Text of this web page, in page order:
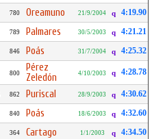
780 Oreamuno 21/9/2004 q 4:19.90
789 Palmares 30/5/2003 q 4:21.21
846 Poás 31/7/2004 q 4:25.32
800
Pérez
Zeledón
4/10/2003 q 4:28.78
862 Puriscal 28/9/2003 q 4:30.62
840 Poás 18/6/2003 q 4:32.60
364 Cartago 1/1/2003 q 4:34.50